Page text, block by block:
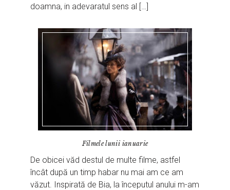
doamna, in adevaratul sens al […]
Filmele lunii ianuarie
De obicei văd destul de multe filme, astfel
încât după un timp habar nu mai am ce am
văzut. Inspirată de Bia, la începutul anului m-am